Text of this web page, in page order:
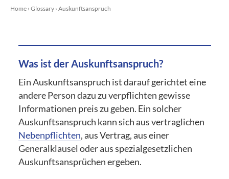
Home › Glossary › Auskunftsanspruch
Was ist der Auskunftsanspruch?
Ein Auskunftsanspruch ist darauf gerichtet eine
andere Person dazu zu verpflichten gewisse
Informationen preis zu geben. Ein solcher
Auskunftsanspruch kann sich aus vertraglichen
Nebenpflichten, aus Vertrag, aus einer
Generalklausel oder aus spezialgesetzlichen
Auskunftsansprüchen ergeben.